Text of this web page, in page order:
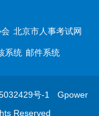
北京市人事考试网
系统 邮件系统
号-1
Gpower
Reserved